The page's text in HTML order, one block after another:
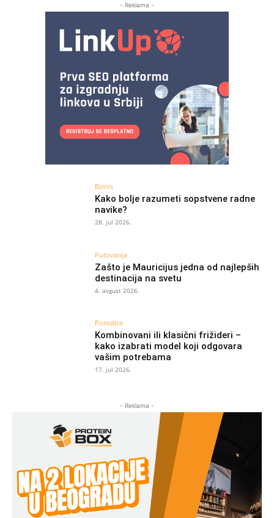
- Reklama -
Biznis
Kako bolje razumeti sopstvene radne
navike?
28. jul 2026.
Putovanja
Zašto je Mauricijus jedna od najlepših
destinacija na svetu
4. avgust 2026.
Porodica
Kombinovani ili klasični frižideri –
kako izabrati model koji odgovara
vašim potrebama
17. jul 2026.
- Reklama -